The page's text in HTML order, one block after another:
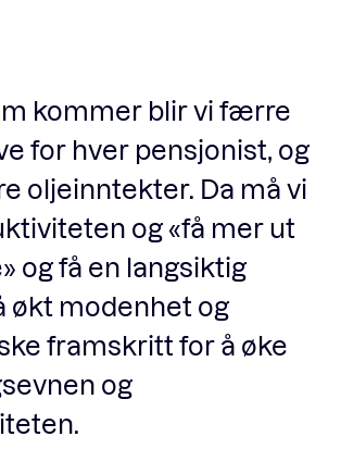
kommer blir vi færre
for hver pensjonist, og
oljeinntekter. Da må vi
og «få mer ut
og få en langsiktig
økt modenhet og
framskritt for å øke
og